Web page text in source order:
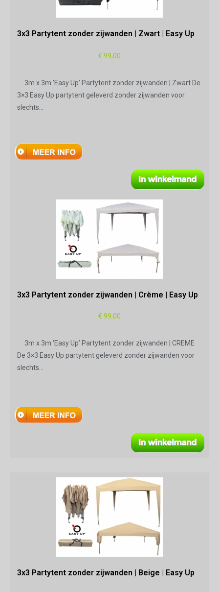
3x3 Partytent zonder zijwanden | Zwart | Easy Up
€ 99,00
3m x 3m ‘Easy Up’ Partytent zonder zijwanden | Zwart De
3×3 Easy Up partytent geleverd zonder zijwanden voor
slechts…
3x3 Partytent zonder zijwanden | Crème | Easy Up
€ 99,00
3m x 3m ‘Easy Up’ Partytent zonder zijwanden | CREME
De 3×3 Easy Up partytent geleverd zonder zijwanden voor
slechts…
3x3 Partytent zonder zijwanden | Beige | Easy Up